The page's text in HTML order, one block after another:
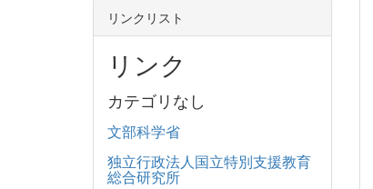
リンクリスト
リンク
カテゴリなし
文部科学省
独立行政法人国立特別支援教育
総合研究所